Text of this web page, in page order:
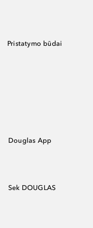
Pristatymo būdai
Douglas App
Sek DOUGLAS